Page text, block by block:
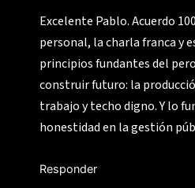
Excelente Pablo. Acuerdo
personal, la charla franca y
principios fundantes del
construir futuro: la
trabajo y techo digno. Y lo
honestidad en la gestión
Responder